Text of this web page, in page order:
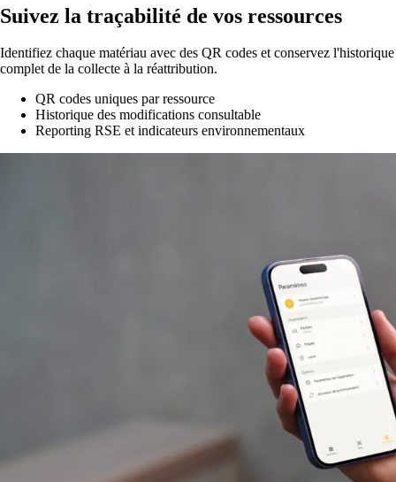
Suivez la traçabilité de vos ressources
Identifiez chaque matériau avec des QR codes et conservez l'historique
complet de la collecte à la réattribution.
QR codes uniques par ressource
Historique des modifications consultable
Reporting RSE et indicateurs environnementaux